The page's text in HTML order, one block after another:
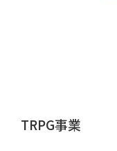
TRPG事業